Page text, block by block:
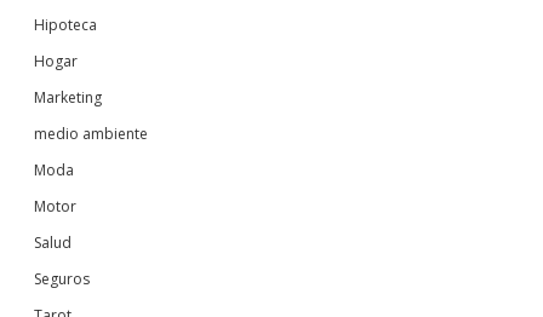
Hipoteca
Hogar
Marketing
medio ambiente
Moda
Motor
Salud
Seguros